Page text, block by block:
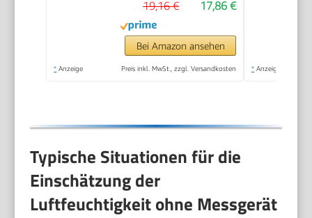
Feuchtigkeitsregelung
für Badezimmer,
Schlafzimmer,
Schrank gegen
17,86 €
19,16 €
Bei Amazon ansehen
* Anzeige Preis inkl. MwSt., zzgl. Versandkosten * Anzeige
Typische Situationen für die
Einschätzung der
Luftfeuchtigkeit ohne Messgerät